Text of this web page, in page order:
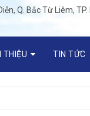
Q. Bắc Từ Liêm, TP.
THIỆU TIN TỨC